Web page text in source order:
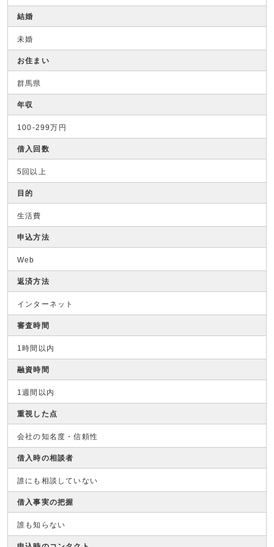
結婚
未婚
お住まい
群馬県
年収
100-299万円
借入回数
5回以上
目的
生活費
申込方法
Web
返済方法
インターネット
審査時間
1時間以内
融資時間
1週間以内
重視した点
会社の知名度・信頼性
借入時の相談者
誰にも相談していない
借入事実の把握
誰も知らない